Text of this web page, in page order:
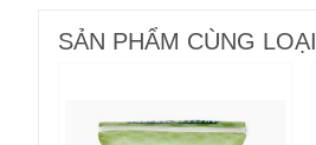
SẢN PHẨM CÙNG LOẠI